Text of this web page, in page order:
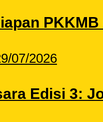
07/2026
Edisi 3: